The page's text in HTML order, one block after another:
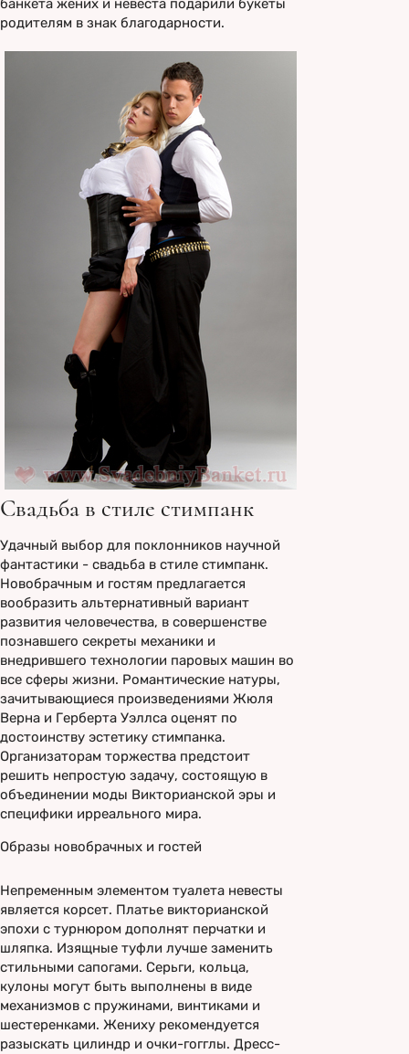
банкета жених и невеста подарили букеты
родителям в знак благодарности.
Свадьба в стиле стимпанк
Удачный выбор для поклонников научной
фантастики - свадьба в стиле стимпанк.
Новобрачным и гостям предлагается
вообразить альтернативный вариант
развития человечества, в совершенстве
познавшего секреты механики и
внедрившего технологии паровых машин во
все сферы жизни. Романтические натуры,
зачитывающиеся произведениями Жюля
Верна и Герберта Уэллса оценят по
достоинству эстетику стимпанка.
Организаторам торжества предстоит
решить непростую задачу, состоящую в
объединении моды Викторианской эры и
специфики ирреального мира.
Образы новобрачных и гостей
Непременным элементом туалета невесты
является корсет. Платье викторианской
эпохи с турнюром дополнят перчатки и
шляпка. Изящные туфли лучше заменить
стильными сапогами. Серьги, кольца,
кулоны могут быть выполнены в виде
механизмов с пружинами, винтиками и
шестеренками. Жениху рекомендуется
разыскать цилиндр и очки-гогглы. Дресс-